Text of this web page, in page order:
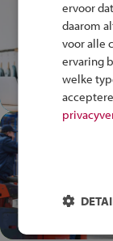
ervoor
daarom
voor alle
ervaring
welke